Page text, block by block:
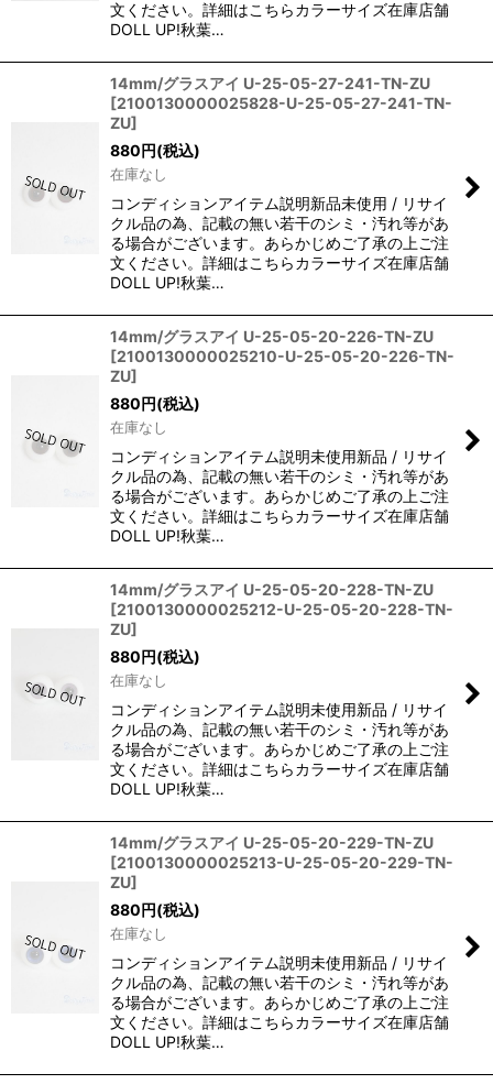
文ください。詳細はこちらカラーサイズ在庫店舗
DOLL UP!秋葉…
14mm/グラスアイ U-25-05-27-241-TN-ZU
[2100130000025828-U-25-05-27-241-TN-
ZU]
880円(税込)
在庫なし
コンディションアイテム説明新品未使用 / リサイ
クル品の為、記載の無い若干のシミ・汚れ等があ
る場合がございます。あらかじめご了承の上ご注
文ください。詳細はこちらカラーサイズ在庫店舗
DOLL UP!秋葉…
14mm/グラスアイ U-25-05-20-226-TN-ZU
[2100130000025210-U-25-05-20-226-TN-
ZU]
880円(税込)
在庫なし
コンディションアイテム説明未使用新品 / リサイ
クル品の為、記載の無い若干のシミ・汚れ等があ
る場合がございます。あらかじめご了承の上ご注
文ください。詳細はこちらカラーサイズ在庫店舗
DOLL UP!秋葉…
14mm/グラスアイ U-25-05-20-228-TN-ZU
[2100130000025212-U-25-05-20-228-TN-
ZU]
880円(税込)
在庫なし
コンディションアイテム説明未使用新品 / リサイ
クル品の為、記載の無い若干のシミ・汚れ等があ
る場合がございます。あらかじめご了承の上ご注
文ください。詳細はこちらカラーサイズ在庫店舗
DOLL UP!秋葉…
14mm/グラスアイ U-25-05-20-229-TN-ZU
[2100130000025213-U-25-05-20-229-TN-
ZU]
880円(税込)
在庫なし
コンディションアイテム説明未使用新品 / リサイ
クル品の為、記載の無い若干のシミ・汚れ等があ
る場合がございます。あらかじめご了承の上ご注
文ください。詳細はこちらカラーサイズ在庫店舗
DOLL UP!秋葉…